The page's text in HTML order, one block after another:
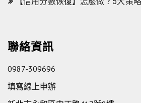
聯絡資訊
0987-309696
填寫線上申辦